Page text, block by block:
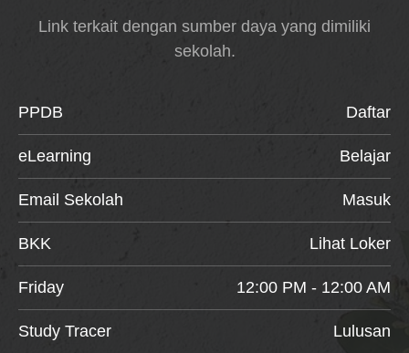
Link terkait dengan sumber daya yang dimiliki
sekolah.
PPDB Daftar
eLearning Belajar
Email Sekolah Masuk
BKK Lihat Loker
Friday 12:00 PM - 12:00 AM
Study Tracer Lulusan